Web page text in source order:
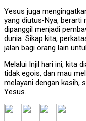
Yesus juga
yang diutus-Nya, berarti
dipanggil menjadi
dunia. Sikap kita,
jalan bagi orang lain
Melalui Injil hari ini, kita
tidak egois, dan mau
melayani dengan kasih,
Yesus.